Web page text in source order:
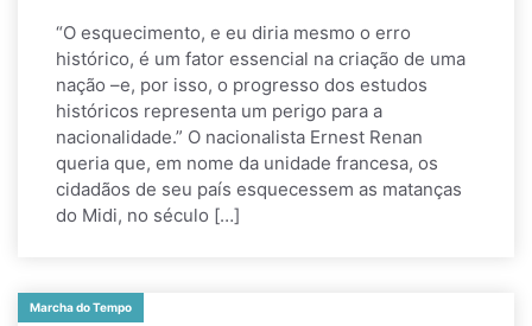
“O esquecimento, e eu diria mesmo o erro
histórico, é um fator essencial na criação de uma
nação –e, por isso, o progresso dos estudos
históricos representa um perigo para a
nacionalidade.” O nacionalista Ernest Renan
queria que, em nome da unidade francesa, os
cidadãos de seu país esquecessem as matanças
do Midi, no século […]
Marcha do Tempo